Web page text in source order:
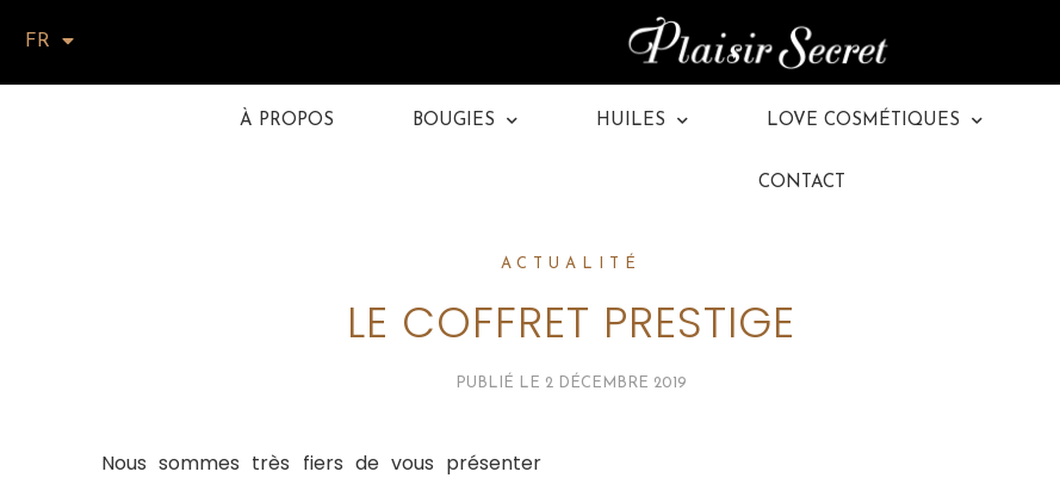
FR
À PROPOS BOUGIES HUILES LOVE COSMÉTIQUES
CONTACT
ACTUALITÉ
LE COFFRET PRESTIGE
PUBLIÉ LE 2 DÉCEMBRE 2019
Nous sommes très fiers de vous présenter